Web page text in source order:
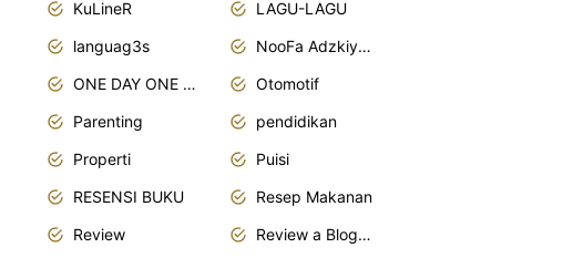
KuLineR
LAGU-LAGU
languag3s
NooFa Adzkiya Putri Zain
ONE DAY ONE POST
Otomotif
Parenting
pendidikan
Properti
Puisi
RESENSI BUKU
Resep Makanan
Review
Review a Blogger